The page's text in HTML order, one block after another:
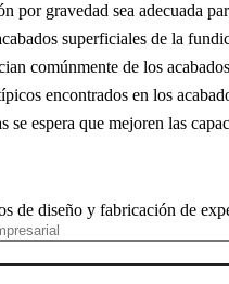
por gravedad sea adecuada
superficiales de la
comúnmente de los
encontrados en los
se espera que mejoren las
de diseño y fabricación de